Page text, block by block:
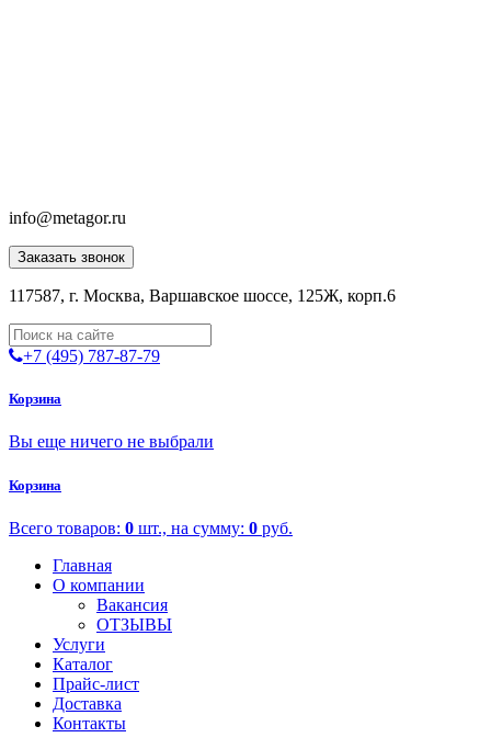
info@metagor.ru
Заказать звонок
117587, г. Москва, Варшавское шоссе, 125Ж, корп.6
+7 (495) 787-87-79
Корзина
Вы еще ничего не выбрали
Корзина
Всего товаров: 0 шт., на сумму: 0 руб.
Главная
О компании
Вакансия
ОТЗЫВЫ
Услуги
Каталог
Прайс-лист
Доставка
Контакты